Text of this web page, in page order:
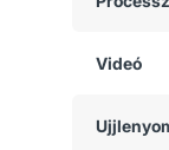
Videó